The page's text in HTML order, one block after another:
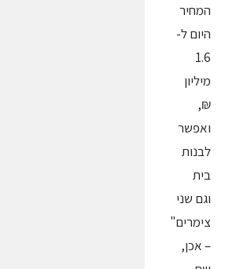
המחיר
היום ל-
1.6
מיליון
₪,
ואפשר
לבנות
בית
וגם שני
צימרים"
– אכן,